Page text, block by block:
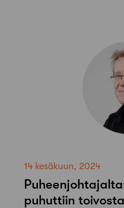
14 kesäkuun, 2024
puhuttiin